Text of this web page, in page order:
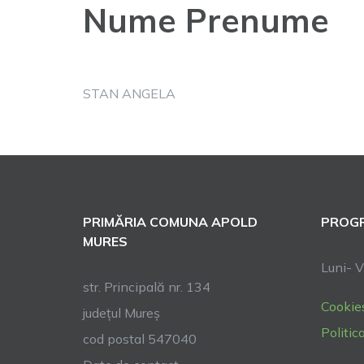
Nume Prenume
STAN ANGELA
PRIMĂRIA COMUNA APOLD
MURES
str. Principală nr. 134
județul Mureș
cod postal 547040
Luni-